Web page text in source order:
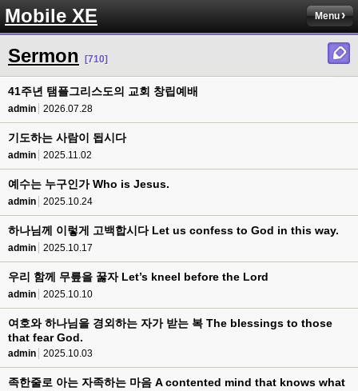
Mobile XE Menu
Sermon [710]
41주년 탬플그리스도의 교회 창립예배
admin 2026.07.28
기도하는 사람이 됩시다
admin 2025.11.02
예수는 누구인가 Who is Jesus.
admin 2025.10.24
하나님께 이렇게 고백합시다 Let us confess to God in this way.
admin 2025.10.17
우리 함께 무릎을 꿇자 Let’s kneel before the Lord
admin 2025.10.10
여호와 하나님을 경외하는 자가 받는 복 The blessings to those
that fear God.
admin 2025.10.03
족한줄로 아는 자족하는 마음 A contented mind that knows what